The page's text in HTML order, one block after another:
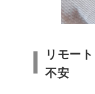
リモー
不安